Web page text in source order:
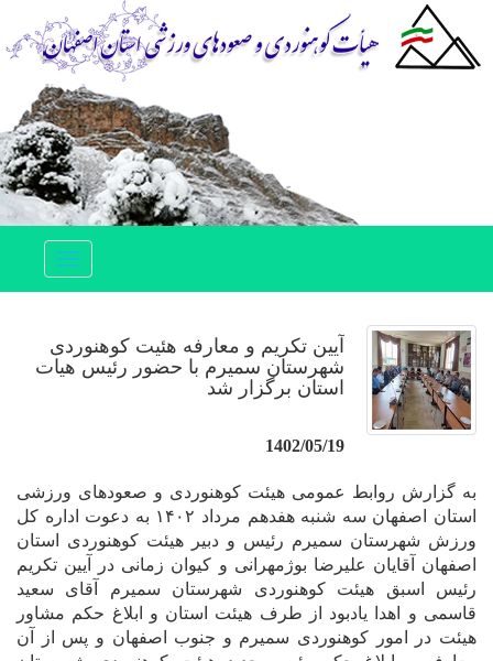
Toggle
آیین تکریم و معارفه هئیت کوهنوردی
شهرستان سمیرم با حضور رئیس هیات
استان برگزار شد
1402/05/19
به گزارش روابط عمومی هیئت کوهنوردی و صعودهای ورزشی
استان اصفهان سه شنبه هفدهم مرداد ۱۴۰۲ به دعوت اداره کل
ورزش شهرستان سمیرم رئیس و دبیر هیئت کوهنوردی استان
اصفهان آقایان علیرضا بوژمهرانی و کیوان زمانی در آیین تکریم
رئیس اسبق هیئت کوهنوردی شهرستان سمیرم آقای سعید
قاسمی و اهدا یادبود از طرف هیئت استان و ابلاغ حکم مشاور
هیئت در امور کوهنوردی سمیرم و جنوب اصفهان و پس از آن